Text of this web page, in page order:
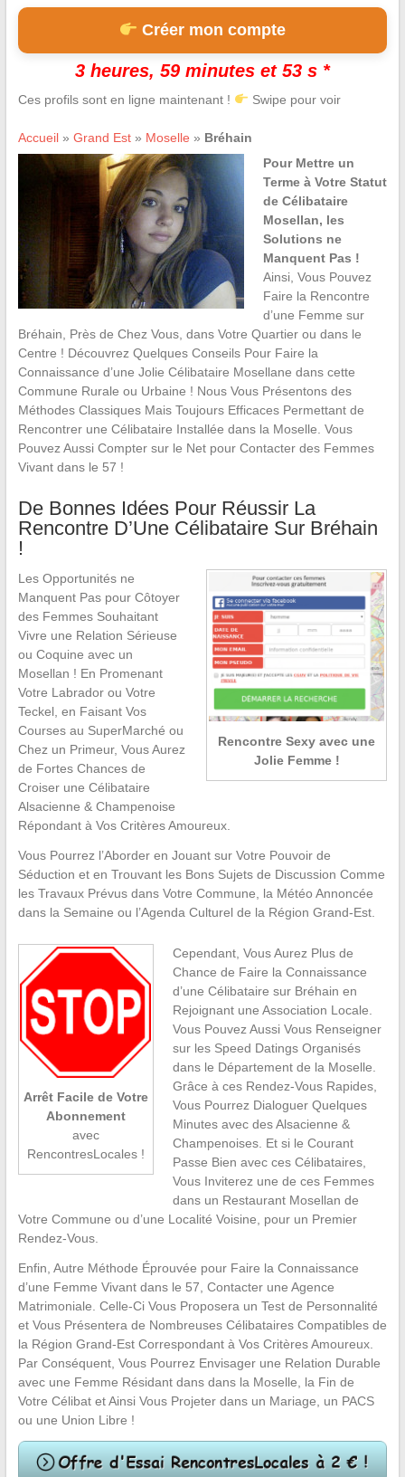
Créer mon compte
3 heures, 59 minutes et 52 s *
Ces profils sont en ligne maintenant ! Swipe pour voir
Accueil» Grand Est» Moselle » Bréhain
Pour Mettre un
Terme à Votre Statut
de Célibataire
Mosellan, les
Solutions ne
Manquent Pas !
Ainsi, Vous Pouvez
Faire la Rencontre
d’une Femme sur
Bréhain, Près de Chez Vous, dans Votre Quartier ou dans le
Centre ! Découvrez Quelques Conseils Pour Faire la
Connaissance d’une Jolie Célibataire Mosellane dans cette
Commune Rurale ou Urbaine ! Nous Vous Présentons des
Méthodes Classiques Mais Toujours Efficaces Permettant de
Rencontrer une Célibataire Installée dans la Moselle. Vous
Pouvez Aussi Compter sur le Net pour Contacter des Femmes
Vivant dans le 57 !
De Bonnes Idées Pour Réussir La
Rencontre D’Une Célibataire Sur Bréhain
!
Rencontre Sexy avec une
Jolie Femme !
Les Opportunités ne
Manquent Pas pour Côtoyer
des Femmes Souhaitant
Vivre une Relation Sérieuse
ou Coquine avec un
Mosellan ! En Promenant
Votre Labrador ou Votre
Teckel, en Faisant Vos
Courses au SuperMarché ou
Chez un Primeur, Vous Aurez
de Fortes Chances de
Croiser une Célibataire
Alsacienne & Champenoise
Répondant à Vos Critères Amoureux.
Vous Pourrez l’Aborder en Jouant sur Votre Pouvoir de
Séduction et en Trouvant les Bons Sujets de Discussion Comme
les Travaux Prévus dans Votre Commune, la Météo Annoncée
dans la Semaine ou l’Agenda Culturel de la Région Grand-Est.
Arrêt Facile de Votre
Abonnement
avec
RencontresLocales !
Cependant, Vous Aurez Plus de
Chance de Faire la Connaissance
d’une Célibataire sur Bréhain en
Rejoignant une Association Locale.
Vous Pouvez Aussi Vous Renseigner
sur les Speed Datings Organisés
dans le Département de la Moselle.
Grâce à ces Rendez-Vous Rapides,
Vous Pourrez Dialoguer Quelques
Minutes avec des Alsacienne &
Champenoises. Et si le Courant
Passe Bien avec ces Célibataires,
Vous Inviterez une de ces Femmes
dans un Restaurant Mosellan de
Votre Commune ou d’une Localité Voisine, pour un Premier
Rendez-Vous.
Enfin, Autre Méthode Éprouvée pour Faire la Connaissance
d’une Femme Vivant dans le 57, Contacter une Agence
Matrimoniale. Celle-Ci Vous Proposera un Test de Personnalité
et Vous Présentera de Nombreuses Célibataires Compatibles de
la Région Grand-Est Correspondant à Vos Critères Amoureux.
Par Conséquent, Vous Pourrez Envisager une Relation Durable
avec une Femme Résidant dans dans la Moselle, la Fin de
Votre Célibat et Ainsi Vous Projeter dans un Mariage, un PACS
ou une Union Libre !